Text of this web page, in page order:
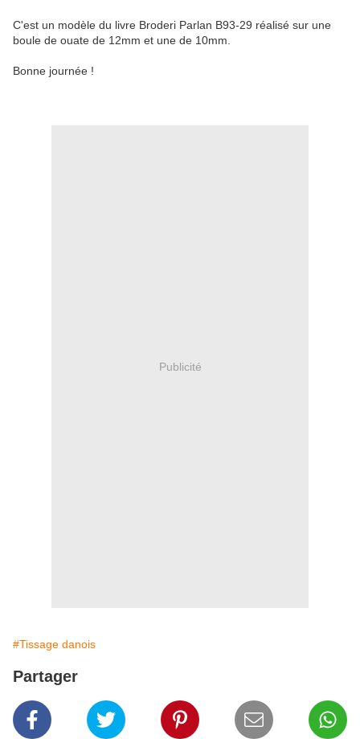
C'est un modèle du livre Broderi Parlan B93-29 réalisé sur une
boule de ouate de 12mm et une de 10mm.
Bonne journée !
Publicité
#Tissage danois
Partager